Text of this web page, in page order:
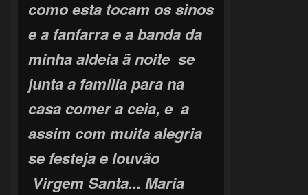
como esta tocam os sinos
e a fanfarra e a banda da
minha aldeia ã noite se
junta a família para na
casa comer a ceia, e a
assim com muita alegria
se festeja e louvão
Virgem Santa... Maria